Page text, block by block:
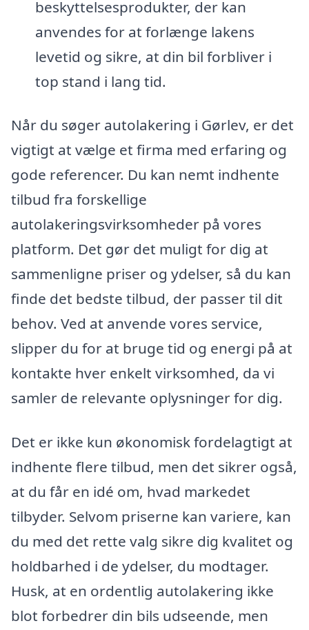
beskyttelsesprodukter, der kan
anvendes for at forlænge lakens
levetid og sikre, at din bil forbliver i
top stand i lang tid.
Når du søger autolakering i Gørlev, er det
vigtigt at vælge et firma med erfaring og
gode referencer. Du kan nemt indhente
tilbud fra forskellige
autolakeringsvirksomheder på vores
platform. Det gør det muligt for dig at
sammenligne priser og ydelser, så du kan
finde det bedste tilbud, der passer til dit
behov. Ved at anvende vores service,
slipper du for at bruge tid og energi på at
kontakte hver enkelt virksomhed, da vi
samler de relevante oplysninger for dig.
Det er ikke kun økonomisk fordelagtigt at
indhente flere tilbud, men det sikrer også,
at du får en idé om, hvad markedet
tilbyder. Selvom priserne kan variere, kan
du med det rette valg sikre dig kvalitet og
holdbarhed i de ydelser, du modtager.
Husk, at en ordentlig autolakering ikke
blot forbedrer din bils udseende, men